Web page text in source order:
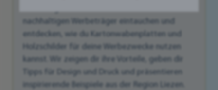
nachhaltigen Werbeträger eintauchen und
entdecken, wie du Kartonwabenplatten und
Holzschilder für deine Werbezwecke nutzen
kannst. Wir zeigen dir ihre Vorteile, geben dir
Tipps für Design und Druck und präsentieren
inspirierende Beispiele aus der Region Liezen.